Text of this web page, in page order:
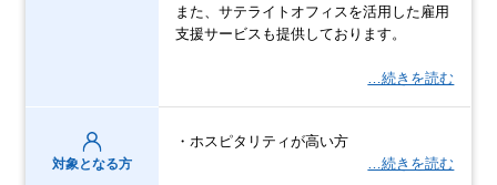
また、サテライトオフィスを活用した雇用
支援サービスも提供しております。
…続きを読む
対象となる方
・ホスピタリティが高い方
…続きを読む